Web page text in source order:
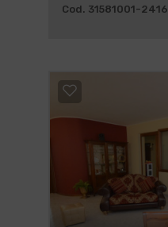
Cod. 31581001-2416